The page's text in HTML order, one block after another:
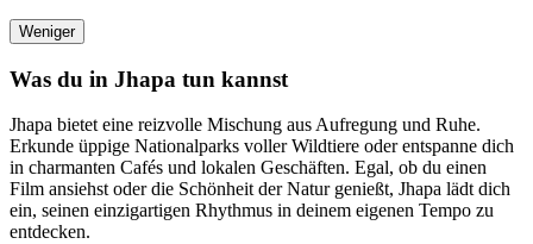
Weniger
Was du in Jhapa tun kannst
Jhapa bietet eine reizvolle Mischung aus Aufregung und Ruhe.
Erkunde üppige Nationalparks voller Wildtiere oder entspanne dich
in charmanten Cafés und lokalen Geschäften. Egal, ob du einen
Film ansiehst oder die Schönheit der Natur genießt, Jhapa lädt dich
ein, seinen einzigartigen Rhythmus in deinem eigenen Tempo zu
entdecken.